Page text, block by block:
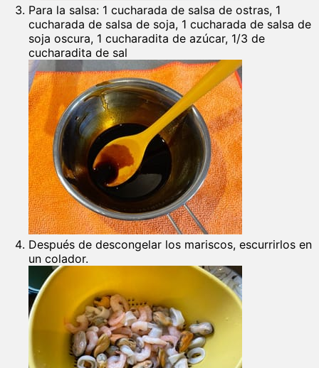
Para la salsa: 1 cucharada de salsa de ostras, 1
cucharada de salsa de soja, 1 cucharada de salsa de
soja oscura, 1 cucharadita de azúcar, 1/3 de
cucharadita de sal
Después de descongelar los mariscos, escurrirlos en
un colador.